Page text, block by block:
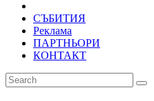
СЪБИТИЯ
Реклама
ПАРТНЬОРИ
КОНТАКТ